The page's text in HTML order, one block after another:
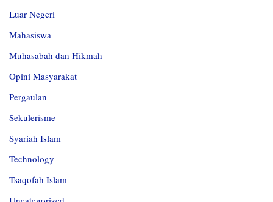
Luar Negeri
Mahasiswa
Muhasabah dan Hikmah
Opini Masyarakat
Pergaulan
Sekulerisme
Syariah Islam
Technology
Tsaqofah Islam